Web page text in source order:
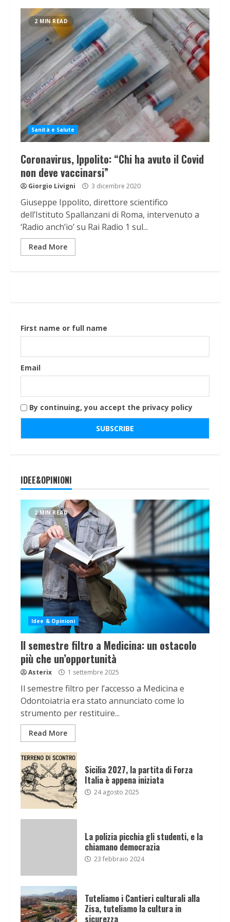
2 MIN READ
Sanità e Salute
Coronavirus, Ippolito: “Chi ha avuto il Covid
non deve vaccinarsi”
Giorgio Livigni 3 dicembre 2020
Giuseppe Ippolito, direttore scientifico
dell’Istituto Spallanzani di Roma, intervenuto a
‘Radio anch’io’ su Rai Radio 1 sul...
Read More
First name or full name
Email
By continuing, you accept the privacy policy
IDEE&OPINIONI
2 MIN READ
Idee & Opinioni
Il semestre filtro a Medicina: un ostacolo
più che un’opportunità
Asterix 1 settembre 2025
Il semestre filtro per l’accesso a Medicina e
Odontoiatria era stato annunciato come lo
strumento per restituire...
Read More
Sicilia 2027, la partita di Forza
Italia è appena iniziata
24 agosto 2025
La polizia picchia gli studenti, e la
chiamano democrazia
23 febbraio 2024
Tuteliamo i Cantieri culturali alla
Zisa, tuteliamo la cultura in
sicurezza